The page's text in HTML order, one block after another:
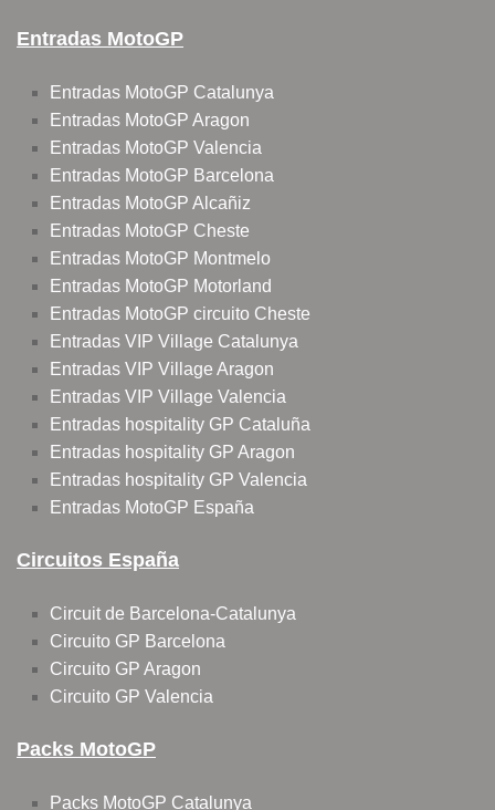
Entradas MotoGP
Entradas MotoGP Catalunya
Entradas MotoGP Aragon
Entradas MotoGP Valencia
Entradas MotoGP Barcelona
Entradas MotoGP Alcañiz
Entradas MotoGP Cheste
Entradas MotoGP Montmelo
Entradas MotoGP Motorland
Entradas MotoGP circuito Cheste
Entradas VIP Village Catalunya
Entradas VIP Village Aragon
Entradas VIP Village Valencia
Entradas hospitality GP Cataluña
Entradas hospitality GP Aragon
Entradas hospitality GP Valencia
Entradas MotoGP España
Circuitos España
Circuit de Barcelona-Catalunya
Circuito GP Barcelona
Circuito GP Aragon
Circuito GP Valencia
Packs MotoGP
Packs MotoGP Catalunya